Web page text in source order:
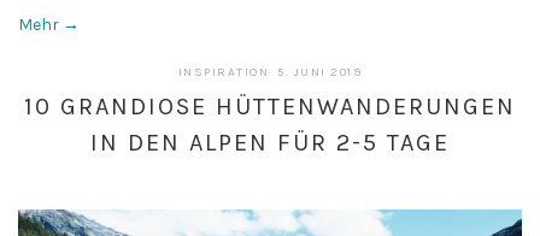
Mehr →
INSPIRATION· 5. JUNI 2019
2023
10 GRANDIOSE HÜTTENWANDERUNGEN
IN DEN ALPEN FÜR 2-5 TAGE